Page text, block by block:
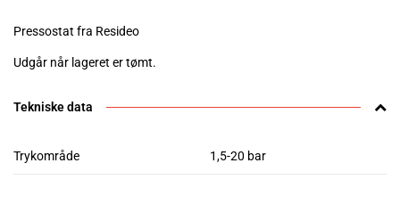
Pressostat fra Resideo
Udgår når lageret er tømt.
Tekniske data
Trykområde 1,5-20 bar